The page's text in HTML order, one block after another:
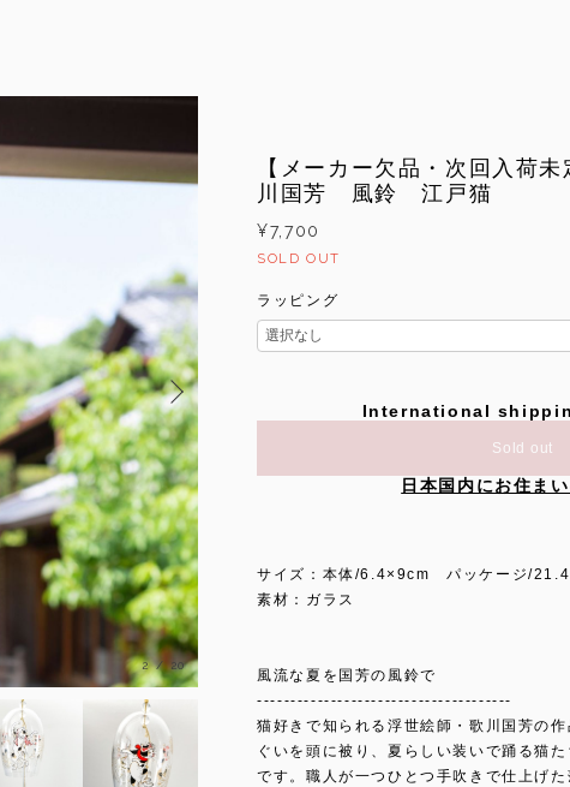
3/20
【メーカー欠品・次回入荷
川国芳 風鈴 江戸猫
¥7,700
SOLD OUT
ラッピング
International
Sold out
日本国内にお住ま
サイズ：本体/6.4×9cm パッケージ/
素材：ガラス
風流な夏を国芳の風鈴で
--------------------------------------
猫好きで知られる浮世絵師・歌川国芳の
ぐいを頭に被り、夏らしい装いで踊る猫
です。職人が一つひとつ手吹きで仕上げ